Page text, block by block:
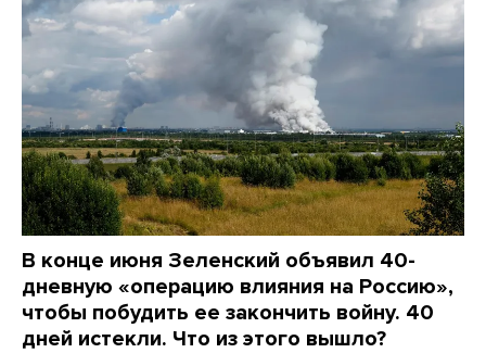
В конце июня Зеленский объявил 40-
дневную «операцию влияния на Россию»,
чтобы побудить ее закончить войну. 40
дней истекли. Что из этого вышло?